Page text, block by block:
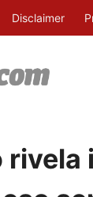
Disclaimer
rivela